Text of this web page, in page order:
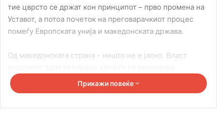
тие цврсто се држат кон принципот – прво промена на
Уставот, а потоа почеток на преговарачкиот процес
помеѓу Европската унија и македонската држава.
Од македонската страна – ништо не е јасно. Власт
уставните промени. Опозицијата, од друга страна,
кокетира. Прво одбиваа било каква промена на Уставот
Прикажи повеќе